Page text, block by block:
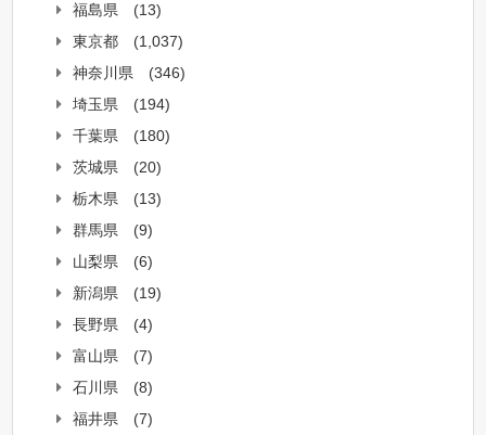
福島県
(13)
東京都
(1,037)
神奈川県
(346)
埼玉県
(194)
千葉県
(180)
茨城県
(20)
栃木県
(13)
群馬県
(9)
山梨県
(6)
新潟県
(19)
長野県
(4)
富山県
(7)
石川県
(8)
福井県
(7)